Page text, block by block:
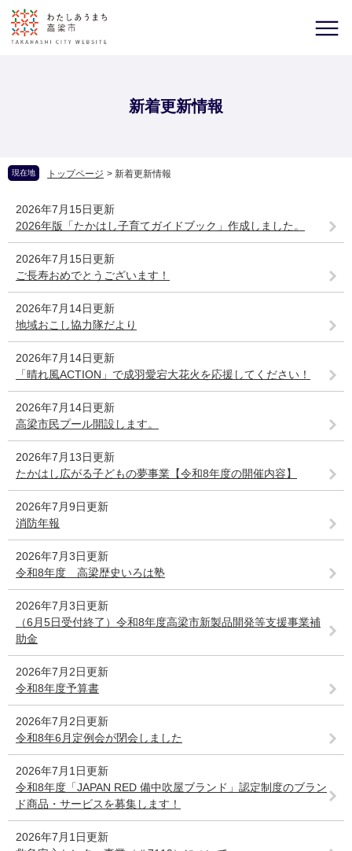
新着更新情報
現在地 トップページ > 新着更新情報
2026年7月15日更新
2026年版「たかはし子育てガイドブック」作成しました。
2026年7月15日更新
ご長寿おめでとうございます！
2026年7月14日更新
地域おこし協力隊だより
2026年7月14日更新
「晴れ風ACTION」で成羽愛宕大花火を応援してください！
2026年7月14日更新
高梁市民プール開設します。
2026年7月13日更新
たかはし広がる子どもの夢事業【令和8年度の開催内容】
2026年7月9日更新
消防年報
2026年7月3日更新
令和8年度 高梁歴史いろは塾
2026年7月3日更新
（6月5日受付終了）令和8年度高梁市新製品開発等支援事業補
助金
2026年7月2日更新
令和8年度予算書
2026年7月2日更新
令和8年6月定例会が閉会しました
2026年7月1日更新
令和8年度「JAPAN RED 備中吹屋ブランド」認定制度のブラン
ド商品・サービスを募集します！
2026年7月1日更新